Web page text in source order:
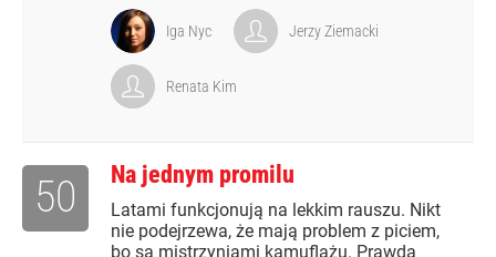
Iga Nyc Jerzy Ziemacki
Renata Kim
Na jednym promilu
Latami funkcjonują na lekkim rauszu. Nikt
nie podejrzewa, że mają problem z piciem,
bo są mistrzyniami kamuflażu. Prawda
50